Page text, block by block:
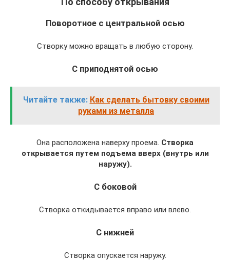
Поворотное с центральной осью
Створку можно вращать в любую сторону.
С приподнятой осью
Читайте также: Как сделать бытовку своими
руками из металла
Она расположена наверху проема. Створка
открывается путем подъема вверх (внутрь или
наружу).
С боковой
Створка откидывается вправо или влево.
С нижней
Створка опускается наружу.